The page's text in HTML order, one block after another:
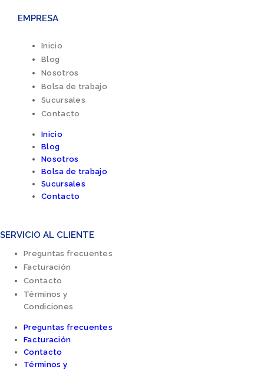
EMPRESA
Inicio
Blog
Nosotros
Bolsa de trabajo
Sucursales
Contacto
Inicio
Blog
Nosotros
Bolsa de trabajo
Sucursales
Contacto
SERVICIO AL CLIENTE
Preguntas frecuentes
Facturación
Contacto
Términos y
Condiciones
Preguntas frecuentes
Facturación
Contacto
Términos y